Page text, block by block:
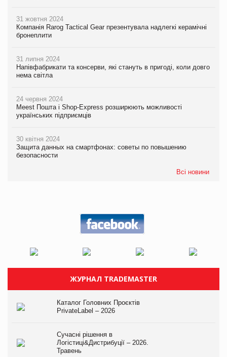
31 жовтня 2024
Компанія Rarog Tactical Gear презентувала надлегкі керамічні
бронеплити
31 липня 2024
Напівфабрикати та консерви, які стануть в пригоді, коли довго
нема світла
24 червня 2024
Meest Пошта і Shop-Express розширюють можливості
українських підприємців
30 квітня 2024
Защита данных на смартфонах: советы по повышению
безопасности
Всі новини
ЖУРНАЛ TRADEMASTER
Каталог Головних Проєктів
PrivateLabel – 2026
Сучасні рішення в
Логістиці&Дистрибуції – 2026.
Травень